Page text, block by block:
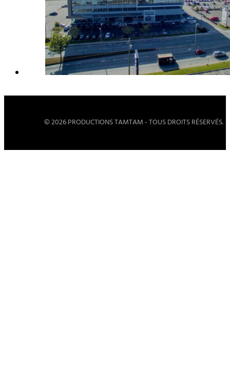
© 2026 PRODUCTIONS TAMTAM - TOUS DROITS RÉSERVÉS.